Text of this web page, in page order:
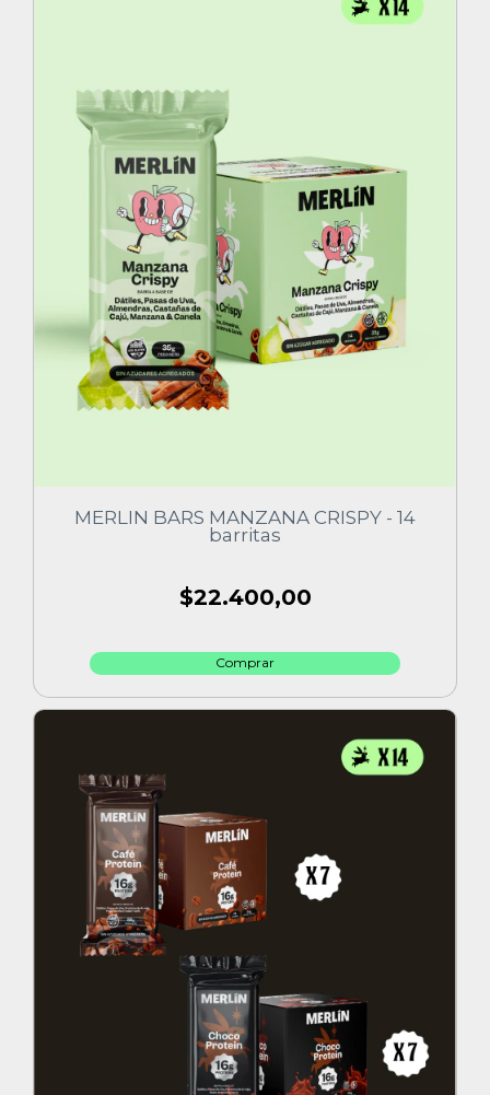
MERLIN BARS MANZANA CRISPY - 14
barritas
$22.400,00